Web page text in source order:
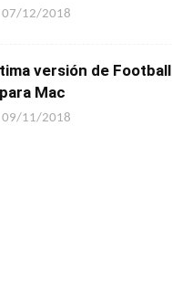
07/12/2018
versión de Football
Mac
09/11/2018